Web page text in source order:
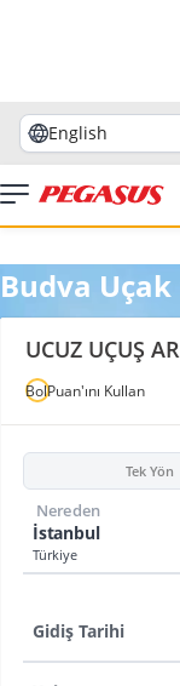
English
Budva
UCUZ UÇUŞ
BolPuan'ını Kullan
Tek Yön
İstanbul
Türkiye
Nereden
Gidiş Tarihi